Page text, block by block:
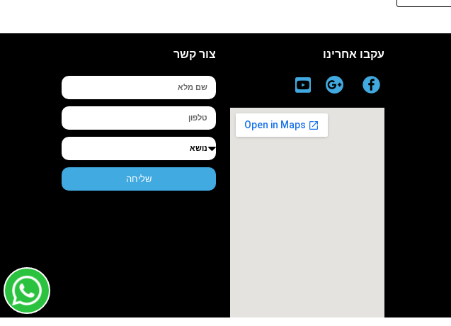
עקבו אחרינו צור קשר
שם
מלא
טלפון
נושא
שליחה